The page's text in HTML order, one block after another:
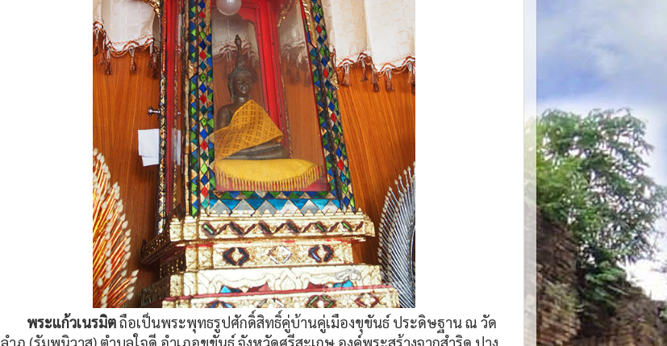
พระแก้วเนรมิตถือเป็นพระพุทธรูปศักดิ์สิทธิ์คู่บ้านคู่เมืองขุขันธ์ ประดิษฐาน ณ วัด
ลำภู (รัมพนิวาส) ตำบลใจดี อำเภอขุขันธ์ จังหวัดศรีสะเกษ องค์พระสร้างจากสำริด ปาง